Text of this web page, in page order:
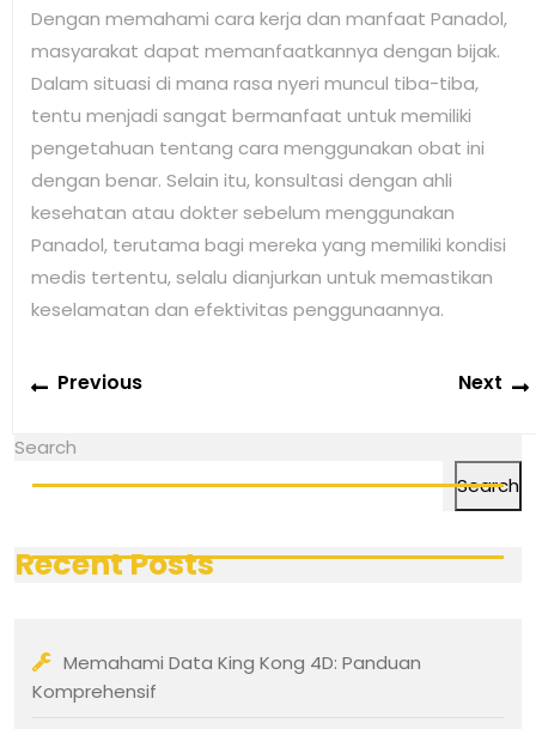
Dengan memahami cara kerja dan manfaat Panadol,
masyarakat dapat memanfaatkannya dengan bijak.
Dalam situasi di mana rasa nyeri muncul tiba-tiba,
tentu menjadi sangat bermanfaat untuk memiliki
pengetahuan tentang cara menggunakan obat ini
dengan benar. Selain itu, konsultasi dengan ahli
kesehatan atau dokter sebelum menggunakan
Panadol, terutama bagi mereka yang memiliki kondisi
medis tertentu, selalu dianjurkan untuk memastikan
keselamatan dan efektivitas penggunaannya.
Post
navigation
Previous Next
Search
Search
Recent Posts
Memahami Data King Kong 4D: Panduan
Komprehensif